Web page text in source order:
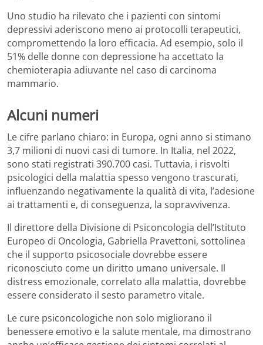
Uno studio ha rilevato che i pazienti con sintomi
depressivi aderiscono meno ai protocolli terapeutici,
compromettendo la loro efficacia. Ad esempio, solo il
51% delle donne con depressione ha accettato la
chemioterapia adiuvante nel caso di carcinoma
mammario.
Alcuni numeri
Le cifre parlano chiaro: in Europa, ogni anno si stimano
3,7 milioni di nuovi casi di tumore. In Italia, nel 2022,
sono stati registrati 390.700 casi. Tuttavia, i risvolti
psicologici della malattia spesso vengono trascurati,
influenzando negativamente la qualità di vita, l’adesione
ai trattamenti e, di conseguenza, la sopravvivenza.
Il direttore della Divisione di Psiconcologia dell’Istituto
Europeo di Oncologia, Gabriella Pravettoni, sottolinea
che il supporto psicosociale dovrebbe essere
riconosciuto come un diritto umano universale. Il
distress emozionale, correlato alla malattia, dovrebbe
essere considerato il sesto parametro vitale.
Le cure psiconcologiche non solo migliorano il
benessere emotivo e la salute mentale, ma dimostrano